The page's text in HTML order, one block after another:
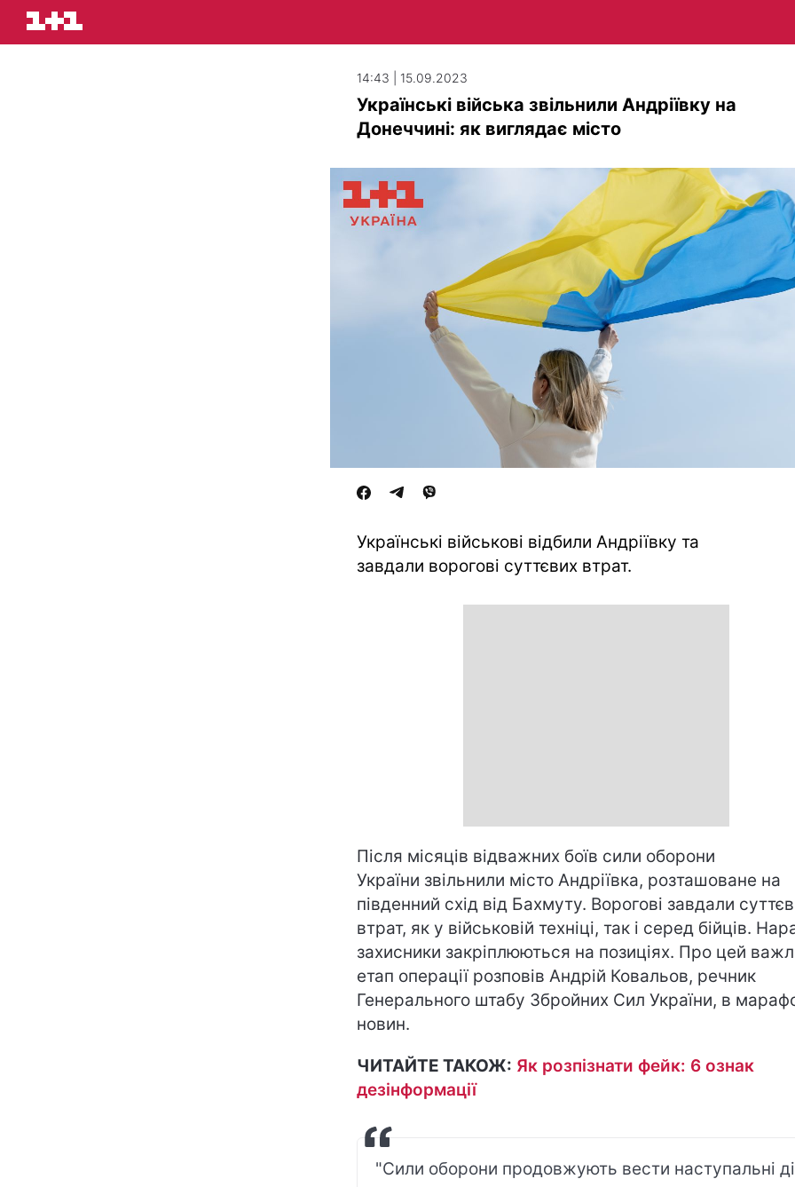
14:43 | 15.09.2023
Українські війська звільнили Андріївку на
Донеччині: як виглядає місто
Українські військові відбили Андріївку та
завдали ворогові суттєвих втрат.
Після місяців відважних боїв сили оборони
України звільнили місто Андріївка, розташоване на
південний схід від Бахмуту. Ворогові завдали
втрат, як у військовій техніці, так і серед бійців.
захисники закріплюються на позиціях. Про цей
етап операції розповів Андрій Ковальов, речник
Генерального штабу Збройних Сил України, в
новин.
ЧИТАЙТЕ ТАКОЖ: Як розпізнати фейк: 6 ознак
дезінформації
"Сили оборони продовжують вести наступальні